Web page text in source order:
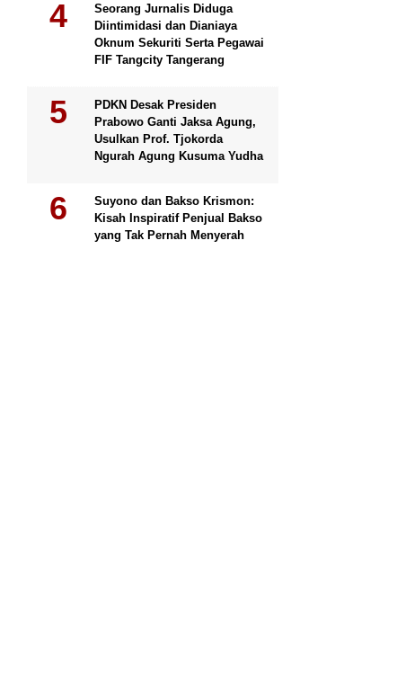
Seorang Jurnalis Diduga
Diintimidasi dan Dianiaya
Oknum Sekuriti Serta Pegawai
FIF Tangcity Tangerang
PDKN Desak Presiden
Prabowo Ganti Jaksa Agung,
Usulkan Prof. Tjokorda
Ngurah Agung Kusuma Yudha
Suyono dan Bakso Krismon:
Kisah Inspiratif Penjual Bakso
yang Tak Pernah Menyerah